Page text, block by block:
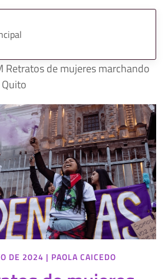
Retratos de mujeres marchando
DE 2024 | PAOLA CAICEDO